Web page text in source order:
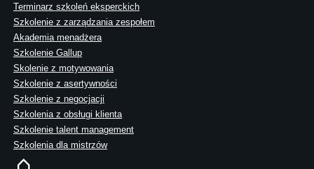
Terminarz szkoleń eksperckich
Szkolenie z zarządzania zespołem
Akademia menadżera
Szkolenie Gallup
Skolenie z motywowania
Szkolenie z asertywności
Szkolenie z negocjacji
Szkolenia z obsługi klienta
Szkolenie talent management
Szkolenia dla mistrzów